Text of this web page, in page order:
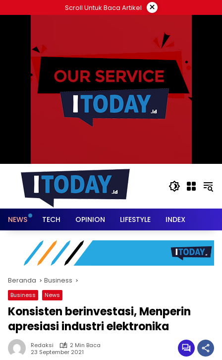
ke
Scroll Untuk Baca Artikel ×
NEWS TECH OPINION LIFESTYLE INDEX
Beranda Business
Business News
Konsisten berinvestasi, Menperin
apresiasi industri elektronika
Redaksi
2 Min Baca
23 September 2021